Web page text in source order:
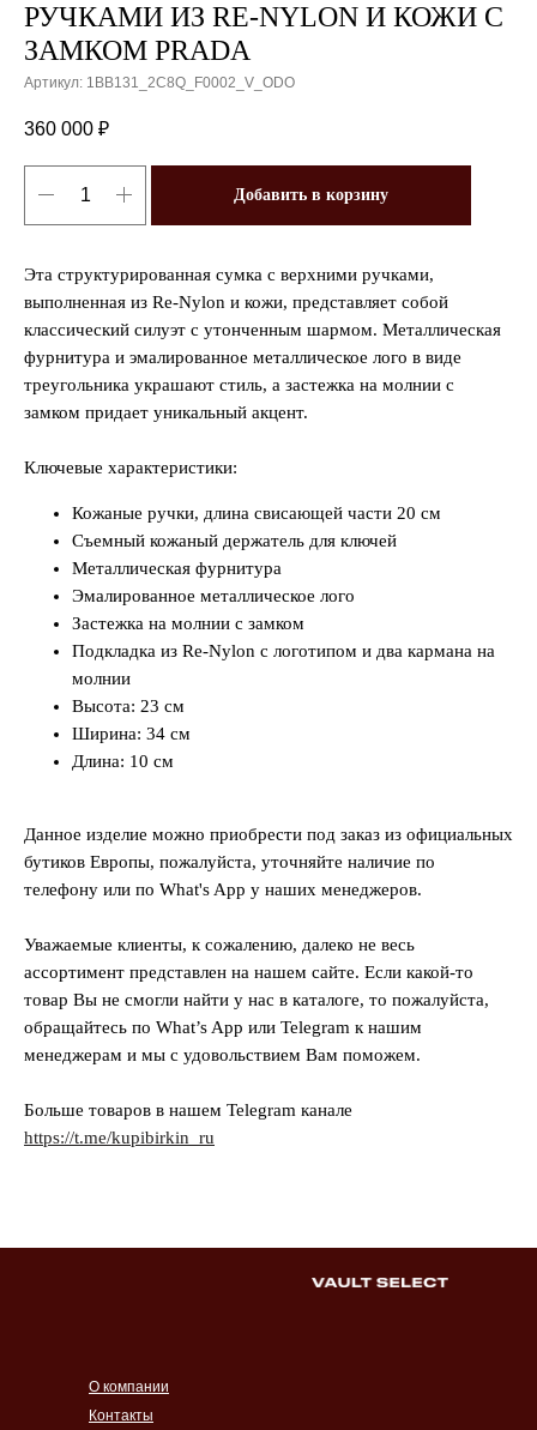
РУЧКАМИ ИЗ RE-NYLON И КОЖИ С
ЗАМКОМ PRADA
Артикул: 1BB131_2C8Q_F0002_V_ODO
360 000 ₽
Добавить в корзину
Эта структурированная сумка с верхними ручками,
выполненная из Re-Nylon и кожи, представляет собой
классический силуэт с утонченным шармом. Металлическая
фурнитура и эмалированное металлическое лого в виде
треугольника украшают стиль, а застежка на молнии с
замком придает уникальный акцент.
Ключевые характеристики:
Кожаные ручки, длина свисающей части 20 см
Съемный кожаный держатель для ключей
Металлическая фурнитура
Эмалированное металлическое лого
Застежка на молнии с замком
Подкладка из Re-Nylon с логотипом и два кармана на
молнии
Высота: 23 см
Ширина: 34 см
Длина: 10 см
Данное изделие можно приобрести под заказ из официальных
бутиков Европы, пожалуйста, уточняйте наличие по
телефону или по What's App у наших менеджеров.
Уважаемые клиенты, к сожалению, далеко не весь
ассортимент представлен на нашем сайте. Если какой-то
товар Вы не смогли найти у нас в каталоге, то пожалуйста,
обращайтесь по What’s App или Telegram к нашим
менеджерам и мы с удовольствием Вам поможем.
Больше товаров в нашем Telegram канале
https://t.me/kupibirkin_ru
Контакты
О компании